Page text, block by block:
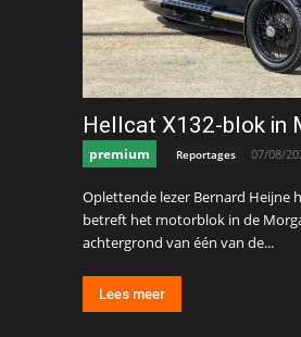
Hellcat X132-blok in
premium Reportages 07/08/
Oplettende lezer Bernard Heijne
betreft het motorblok in de
achtergrond van één van de...
Lees meer